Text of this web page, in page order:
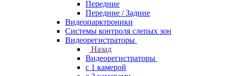
Передние
Передние / Задние
Видеопарктроники
Системы контроля слепых зон
Видеорегистраторы
Назад
Видеорегистраторы
с 1 камерой